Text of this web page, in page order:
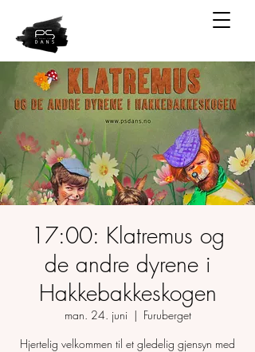
17:00: Klatremus og
de andre dyrene i
Hakkebakkeskogen
man. 24. juni
  |
Furuberget
Hjertelig velkommen til et gledelig gjensyn med